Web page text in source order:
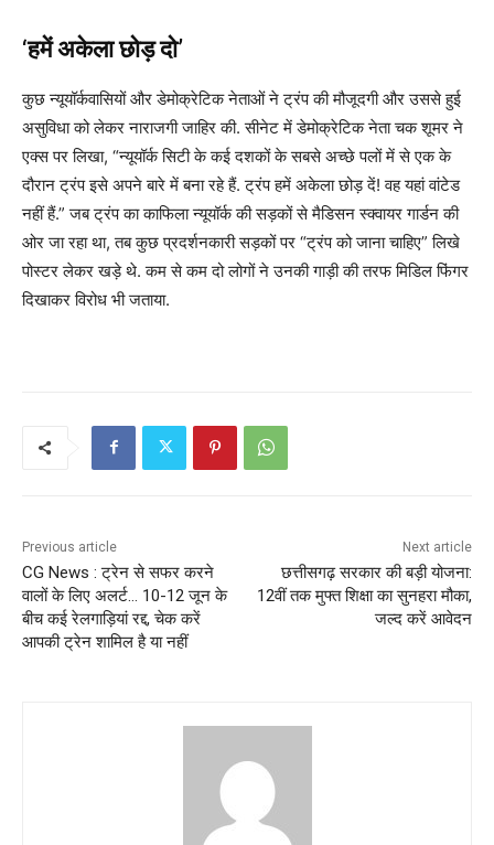
‘हमें अकेला छोड़ दो’
कुछ न्यूयॉर्कवासियों और डेमोक्रेटिक नेताओं ने ट्रंप की मौजूदगी और उससे हुई
असुविधा को लेकर नाराजगी जाहिर की. सीनेट में डेमोक्रेटिक नेता चक शूमर ने
एक्स पर लिखा, “न्यूयॉर्क सिटी के कई दशकों के सबसे अच्छे पलों में से एक के
दौरान ट्रंप इसे अपने बारे में बना रहे हैं. ट्रंप हमें अकेला छोड़ दें! वह यहां वांटेड
नहीं हैं.” जब ट्रंप का काफिला न्यूयॉर्क की सड़कों से मैडिसन स्क्वायर गार्डन की
ओर जा रहा था, तब कुछ प्रदर्शनकारी सड़कों पर “ट्रंप को जाना चाहिए” लिखे
पोस्टर लेकर खड़े थे. कम से कम दो लोगों ने उनकी गाड़ी की तरफ मिडिल फिंगर
दिखाकर विरोध भी जताया.
Previous article
CG News : ट्रेन से सफर करने
वालों के लिए अलर्ट… 10-12 जून के
बीच कई रेलगाड़ियां रद्द, चेक करें
आपकी ट्रेन शामिल है या नहीं
Next article
छत्तीसगढ़ सरकार की बड़ी योजना:
12वीं तक मुफ्त शिक्षा का सुनहरा मौका,
जल्द करें आवेदन